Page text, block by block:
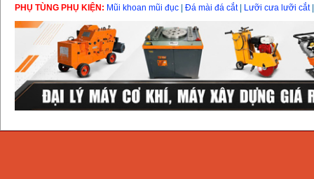
PHỤ TÙNG PHỤ KIỆN: Mũi khoan mũi đục Đá mài đá cắt| Lưỡi cưa lưỡi cắt